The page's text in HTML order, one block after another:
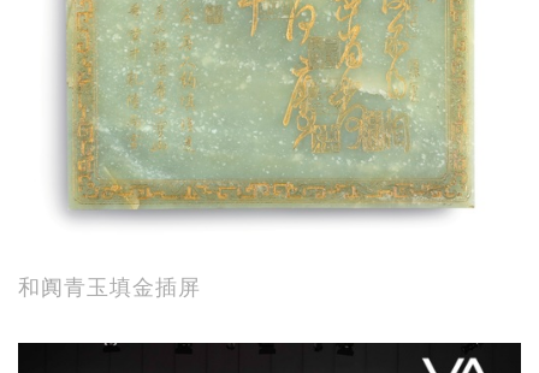
和阗青玉填金插屏